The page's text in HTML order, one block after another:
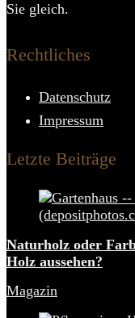
Sie gleich.
Rechtliches
Datenschutz
Impressum
Letzte Beiträge
Naturholz oder
Holz aussehen?
Magazin